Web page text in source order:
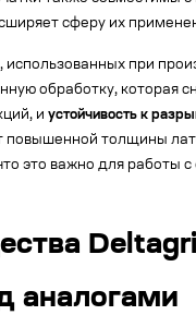
сферу их
использованных при
обработку, которая
и устойчивость к
повышенной толщины
это важно для работы
аналогами